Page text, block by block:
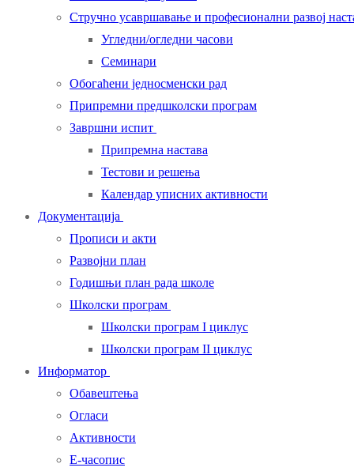
Стручно усавршавање и професионални развој
Угледни/огледни часови
Семинари
Обогаћени једносменски рад
Припремни предшколски програм
Завршни испит
Припремна настава
Тестови и решења
Календар уписних активности
Документација
Прописи и акти
Развојни план
Годишњи план рада школе
Школски програм
Школски програм I циклус
Школски програм II циклус
Информатор
Обавештења
Огласи
Активности
Е-часопис